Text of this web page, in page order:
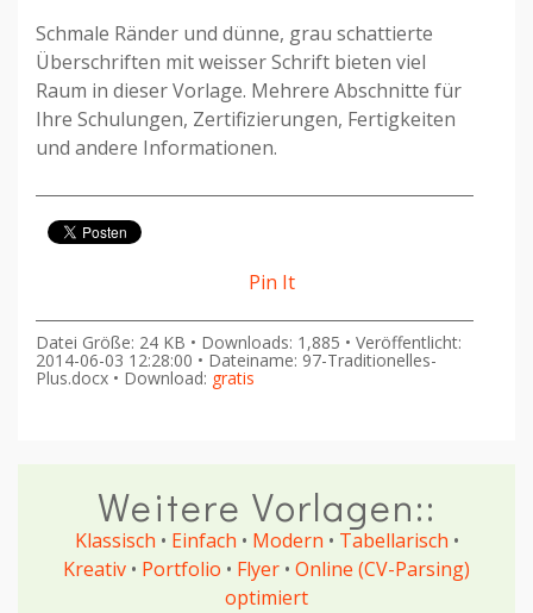
Schmale Ränder und dünne, grau schattierte
Überschriften mit weisser Schrift bieten viel
Raum in dieser Vorlage. Mehrere Abschnitte für
Ihre Schulungen, Zertifizierungen, Fertigkeiten
und andere Informationen.
Pin It
Datei Größe: 24 KB • Downloads: 1,885 • Veröffentlicht:
2014-06-03 12:28:00 • Dateiname: 97-Traditionelles-
Plus.docx • Download: gratis
Weitere Vorlagen::
Klassisch • Einfach • Modern • Tabellarisch •
Kreativ • Portfolio • Flyer • Online (CV-Parsing)
optimiert